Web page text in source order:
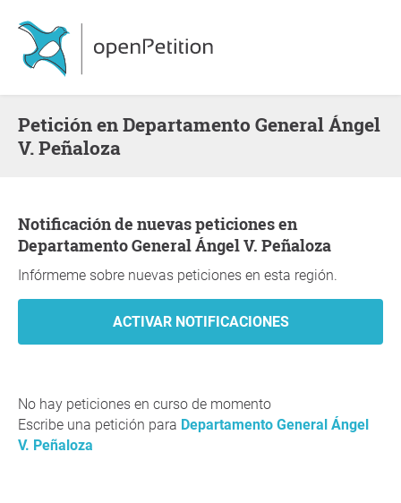
Petición en Departamento General Ángel
V. Peñaloza
Notificación de nuevas peticiones en
Departamento General Ángel V. Peñaloza
Infórmeme sobre nuevas peticiones en esta región.
No hay peticiones en curso de momento
Escribe una petición para Departamento General Ángel
V. Peñaloza